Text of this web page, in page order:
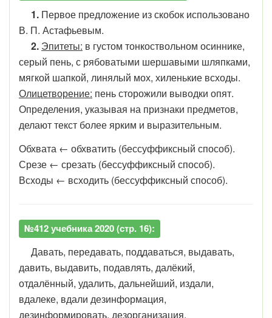
1. Первое предложение из скобок использовано
В. П. Астафьевым.
2. Эпитеты: в густом тонкоствольном осиннике,
серый пень, с рябоватыми шершавыми шляпками,
мягкой шапкой, линялый мох, хиленькие всходы.
Олицетворение: пень сторожили выводки опят.
Определения, указывая на признаки предметов,
делают текст более ярким и выразительным.
Обхвата ← обхватить (бессуффиксный способ).
Срезе ← срезать (бессуффиксный способ).
Всходы ← всходить (бессуффиксный способ).
№412 учебника 2020 (стр. 16):
Давать, передавать, поддаваться, выдавать,
давить, выдавить, подавлять, далёкий,
отдалённый, удалить, дальнейший, издали,
вдалеке, вдали дезинформация,
дезинформировать, дезорганизация,